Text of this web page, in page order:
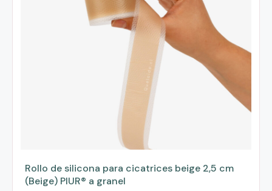
Rollo de silicona para cicatrices beige 2,5 cm
(Beige) PIUR® a granel